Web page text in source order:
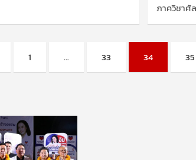
ภาควิชาศั
1 … 33 34 35